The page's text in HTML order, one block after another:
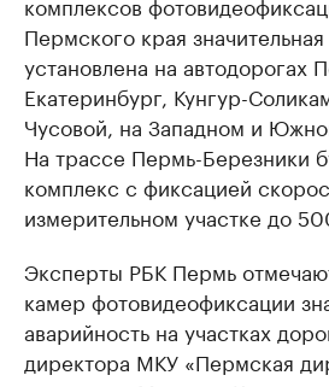
Пермского края
установлена на автодорогах
Екатеринбург, Кунгур-
Чусовой, на Западном и
На трассе Пермь-Березники
комплекс с фиксацией
измерительном участке до
Эксперты РБК Пермь
камер фотовидеофиксации
аварийность на участках
директора МКУ «Пермская